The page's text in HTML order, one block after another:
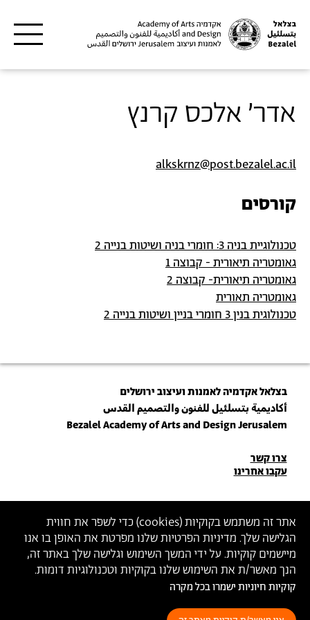
אתר זה משתמש בקוקיות (cookies) כדי לשפר את חווית
הגלישה שלך. מדיניות הפרטיות שלנו מפרטת את האופן בו אנו
מיישמים קוקיות. על ידי המשך השימוש וגלישה שלך באתר זה,
הנך מאשר/ת את השימוש שלנו בקוקיות וטכנולוגיות דומות.
קוקיות חיוניות ישמרו בכל מקרה
אדר' אלכס קרנץ
alkskrnz@post.bezalel.ac.il
קורסים
טכנולוגיית בניה 3: חומרי בניה ושיטות בנייה 2
גאומטריה תיאורית - קבוצה 1
גאומטריה תיאורית- קבוצה 2
גאומטריה תאורית
טכנולוגית בנין 3 חומרי בניין ושיטות בנייה 2
בצלאל אקדמיה לאמנות ועיצוב ירושלים
أكاديمية بتسلئيل للفنون والتصميم القدس
Bezalel Academy of Arts and Design Jerusalem
פרטי
יצירת
קשר
צרו קשר
עקבו אחרינו
הצטרפו לניוזלטר שלנו
הכניסו כתובת מייל
ההצטרפות מהווה הסכמה למדיניות הפרטיות ול תנאי השימוש של בצלאל